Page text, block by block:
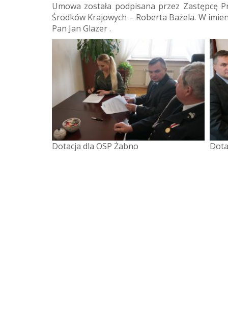
Umowa została podpisana przez Zastępcę
Środków Krajowych – Roberta Bażela. W
Pan Jan Glazer .
Dotacja dla OSP Żabno